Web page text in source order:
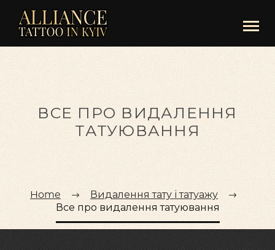
ВСЕ ПРО ВИДАЛЕННЯ
ТАТУЮВАННЯ
Home
Видалення тату і татуажу
Все про видалення татуювання